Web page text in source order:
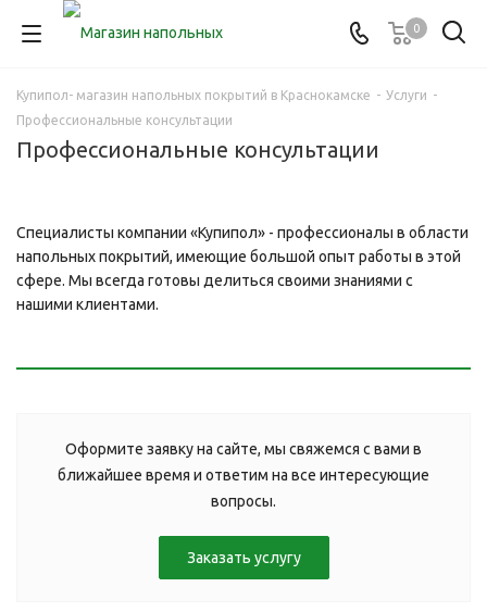
0
Купипол- магазин напольных покрытий в Краснокамске - Услуги -
Профессиональные консультации
Профессиональные консультации
Специалисты компании «Купипол» - профессионалы в области
напольных покрытий, имеющие большой опыт работы в этой
сфере. Мы всегда готовы делиться своими знаниями с
нашими клиентами.
Оформите заявку на сайте, мы свяжемся с вами в
ближайшее время и ответим на все интересующие
вопросы.
Заказать услугу